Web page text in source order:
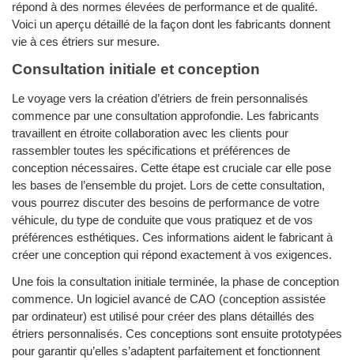
répond à des normes élevées de performance et de qualité.
Voici un aperçu détaillé de la façon dont les fabricants donnent
vie à ces étriers sur mesure.
Consultation initiale et conception
Le voyage vers la création d’étriers de frein personnalisés
commence par une consultation approfondie. Les fabricants
travaillent en étroite collaboration avec les clients pour
rassembler toutes les spécifications et préférences de
conception nécessaires. Cette étape est cruciale car elle pose
les bases de l’ensemble du projet. Lors de cette consultation,
vous pourrez discuter des besoins de performance de votre
véhicule, du type de conduite que vous pratiquez et de vos
préférences esthétiques. Ces informations aident le fabricant à
créer une conception qui répond exactement à vos exigences.
Une fois la consultation initiale terminée, la phase de conception
commence. Un logiciel avancé de CAO (conception assistée
par ordinateur) est utilisé pour créer des plans détaillés des
étriers personnalisés. Ces conceptions sont ensuite prototypées
pour garantir qu’elles s’adaptent parfaitement et fonctionnent